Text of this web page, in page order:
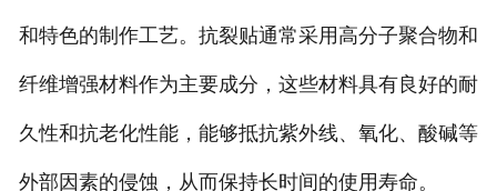
和特色的制作工艺。抗裂贴通常采用高分子聚合物和
纤维增强材料作为主要成分，这些材料具有良好的耐
久性和抗老化性能，能够抵抗紫外线、氧化、酸碱等
外部因素的侵蚀，从而保持长时间的使用寿命。